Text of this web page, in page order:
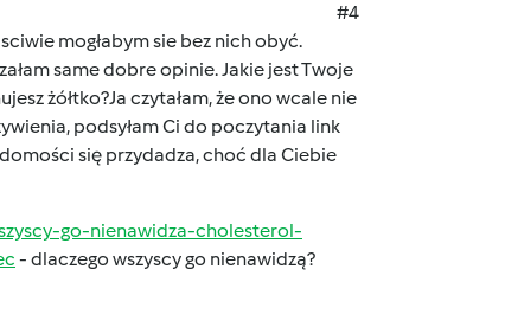
#4
mogłabym sie bez nich obyć.
same dobre opinie. Jakie jest Twoje
żółtko?Ja czytałam, że ono wcale nie
podsyłam Ci do poczytania link
się przydadza, choć dla Ciebie
go-nienawidza-cholesterol-
- dlaczego wszyscy go nienawidzą?